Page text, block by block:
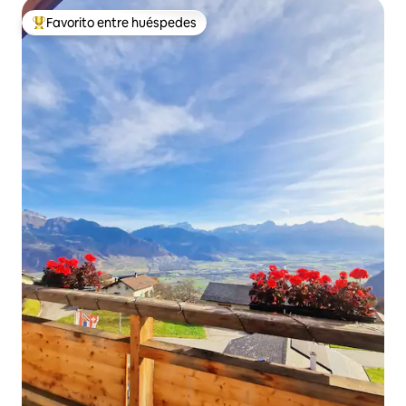
Favorito entre huéspedes preferido
Favorito entre huéspedes